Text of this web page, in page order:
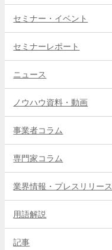
セミナー・イベント
セミナーレポート
ニュース
ノウハウ資料・動画
事業者コラム
専門家コラム
業界情報・プレスリリース
用語解説
記事